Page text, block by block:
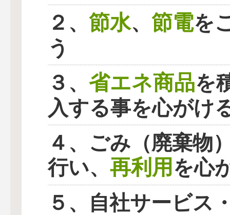
２、 節水、 節電を
う
３、 省エネ商品を
入する事を心がけ
４、ごみ（廃棄物
行い、 再利用を心
５、自社サービス